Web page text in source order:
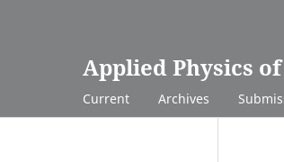
Applied Physics
Current Archives